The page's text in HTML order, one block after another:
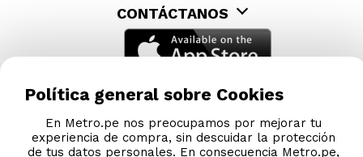
CONTÁCTANOS
Política general sobre Cookies
En Metro.pe nos preocupamos por mejorar tu
experiencia de compra, sin descuidar la protección
de tus datos personales. En consecuencia Metro.pe,